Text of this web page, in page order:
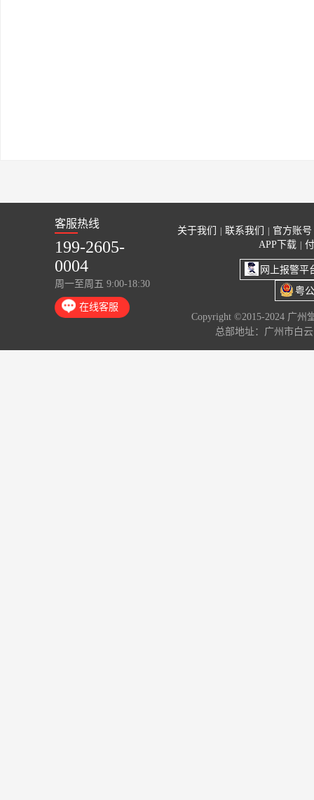
客服热线
199-2605-
0004
周一至周五 9:00-18:30
在线客服
关于我们 | 联系我们 | 官方账号
APP下载 |
网上报警平
粤
Copyright ©2015-2024 广州
总部地址：广州市白